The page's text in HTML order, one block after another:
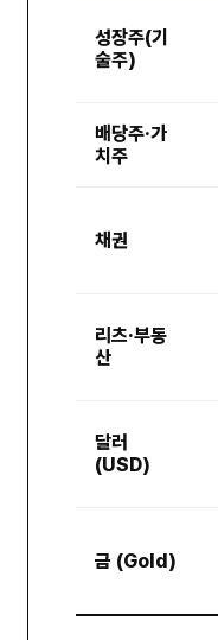
성장주(기
술주)
배당주·가
치주
채권
리츠·부동
산
달러
(USD)
금 (Gold)